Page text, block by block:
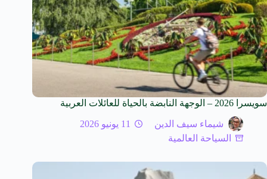
سويسرا 2026 – الوجهة النابضة بالحياة للعائلات العربية
شيماء سيف الدين
11 يونيو 2026
السياحة العالمية